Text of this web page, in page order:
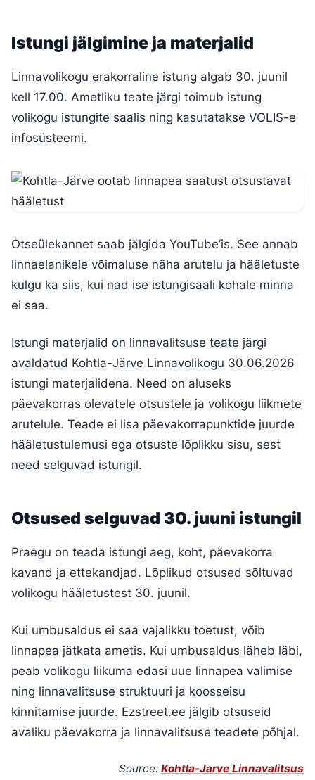
Istungi jälgimine ja materjalid
Linnavolikogu erakorraline istung algab 30. juunil
kell 17.00. Ametliku teate järgi toimub istung
volikogu istungite saalis ning kasutatakse VOLIS-e
infosüsteemi.
Otseülekannet saab jälgida YouTube’is. See annab
linnaelanikele võimaluse näha arutelu ja hääletuste
kulgu ka siis, kui nad ise istungisaali kohale minna
ei saa.
Istungi materjalid on linnavalitsuse teate järgi
avaldatud Kohtla-Järve Linnavolikogu 30.06.2026
istungi materjalidena. Need on aluseks
päevakorras olevatele otsustele ja volikogu liikmete
arutelule. Teade ei lisa päevakorrapunktide juurde
hääletustulemusi ega otsuste lõplikku sisu, sest
need selguvad istungil.
Otsused selguvad 30. juuni istungil
Praegu on teada istungi aeg, koht, päevakorra
kavand ja ettekandjad. Lõplikud otsused sõltuvad
volikogu hääletustest 30. juunil.
Kui umbusaldus ei saa vajalikku toetust, võib
linnapea jätkata ametis. Kui umbusaldus läheb läbi,
peab volikogu liikuma edasi uue linnapea valimise
ning linnavalitsuse struktuuri ja koosseisu
kinnitamise juurde. Ezstreet.ee jälgib otsuseid
avaliku päevakorra ja linnavalitsuse teadete põhjal.
Source: Kohtla-Jarve Linnavalitsus